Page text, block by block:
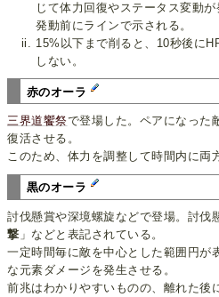
じて体力回復やステータス変動
発動前にラインで示される。
15%以下まで削ると、10秒後に
しない。
赤のオーラ
三界道饗祭で登場した。ペアになった
復活させる。
このため、体力を調整して時間内に両
黒のオーラ
討伐懸賞や深境螺旋などで登場。討伐
撃 」などと表記されている。
一定時間毎に敵を中心とした範囲円が
な元素ダメージを発生させる。
前兆はわかりやすいものの、離れた後